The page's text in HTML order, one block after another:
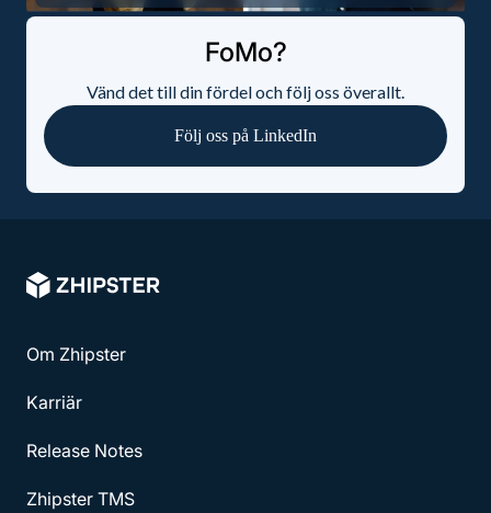
FoMo?
Vänd det till din fördel och följ oss överallt.
Följ oss på LinkedIn
Om Zhipster
Karriär
Release Notes
Zhipster TMS